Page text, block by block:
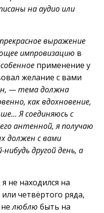
на аудио или
выражение
импровизацию в
применение у
желание с вами
— тема должна
как вдохновение,
Я соединяюсь с
антенной, я получаю
должен с вами
другой день, а
не находился на
четвёртого ряда,
нелюблю быть на